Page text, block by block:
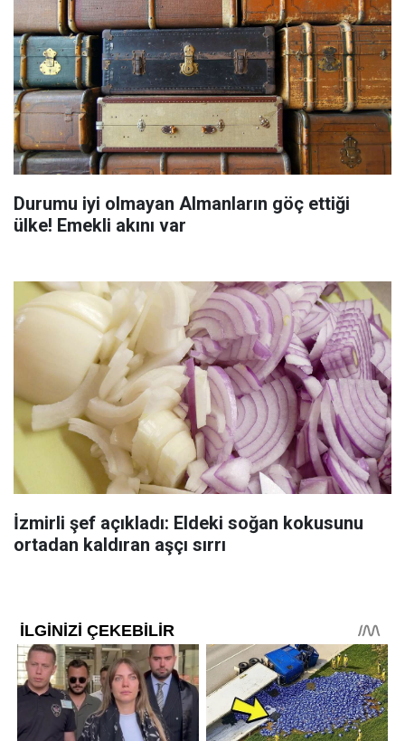
Durumu iyi olmayan Almanların göç ettiği
ülke! Emekli akını var
İzmirli şef açıkladı: Eldeki soğan kokusunu
ortadan kaldıran aşçı sırrı